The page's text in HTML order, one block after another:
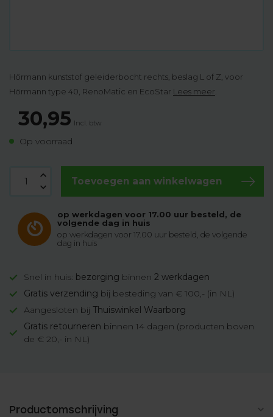
Hörmann kunststof geleiderbocht rechts, beslag L of Z, voor
Hörmann type 40, RenoMatic en EcoStar Lees meer
30,95 Incl. btw
Op voorraad
Toevoegen aan winkelwagen
op werkdagen voor 17.00 uur besteld, de
volgende dag in huis
op werkdagen voor 17.00 uur besteld, de volgende
dag in huis
Snel in huis: bezorging binnen 2 werkdagen
Gratis verzending bij besteding van € 100,- (in NL)
Aangesloten bij Thuiswinkel Waarborg
Gratis retourneren binnen 14 dagen (producten boven
de € 20,- in NL)
Productomschrijving